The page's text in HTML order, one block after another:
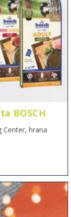
BOSCH
Center, hrana